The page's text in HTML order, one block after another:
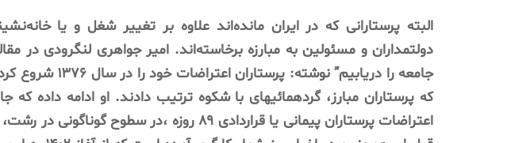
البته پرستارانی که در ایران ماندەاند علاوه بر تغییر شغل و یا
دولتمداران و مسئولین به مبارزه برخاستەاند. امیر جواهری لنگرودی در
که پرستاران مبارز، گردهمائیهای با شکوه ترتیب دادند. او ادامه داده که
اعتراضات پرستاران پیمانی یا قراردادی ۸۹ روزه ،در